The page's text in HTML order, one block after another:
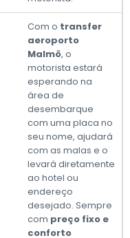
Com o transfer
aeroporto
Malmö, o
motorista estará
esperando na
área de
desembarque
com uma placa no
seu nome, ajudará
com as malas e o
levará diretamente
ao hotel ou
endereço
desejado. Sempre
com preço fixo e
conforto